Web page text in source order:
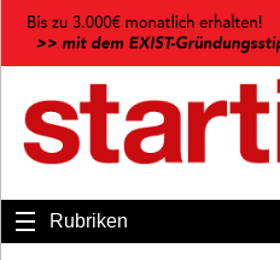
Rubriken